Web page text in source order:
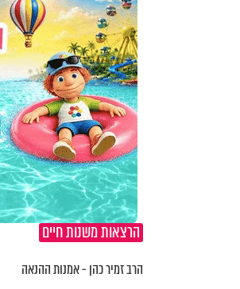
הרצאות משנות חיים
הרב זמיר כהן - אמנות ההנאה